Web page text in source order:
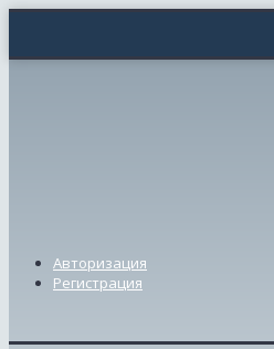
Авторизация
Регистрация